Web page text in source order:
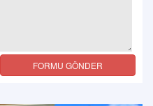
FORMU GÖNDER